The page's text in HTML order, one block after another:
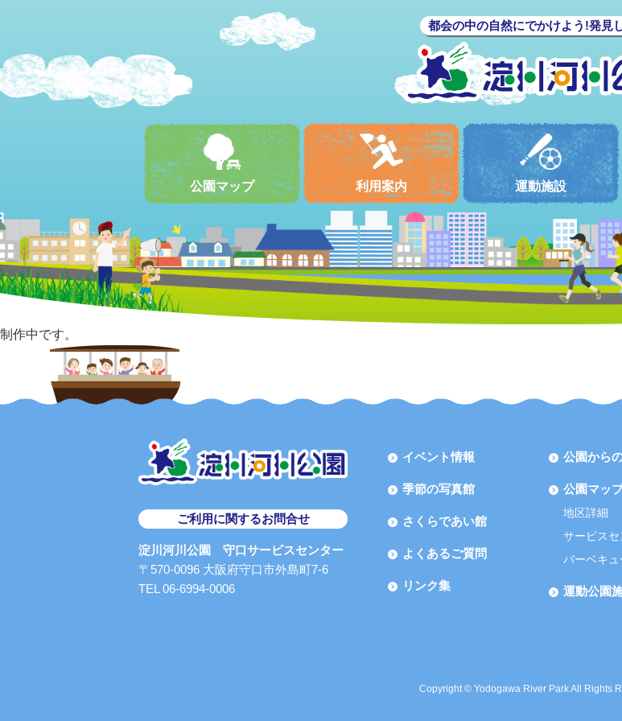
都会の中の自然にでかけよう!発見
公園マップ 利用案内 運動施設
制作中です。
ご利用に関するお問合せ
淀川河川公園 守口サービスセンター
〒570-0096 大阪府守口市外島町7-6
TEL 06-6994-0006
イベント情報
季節の写真館
さくらであい館
よくあるご質問
リンク集
公園から
公園マッ
地区詳細
サービス
バーベキ
運動公園
Copyright © Yodogawa River Park All Rights